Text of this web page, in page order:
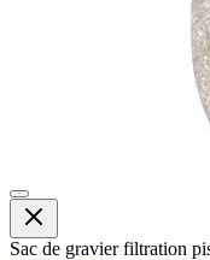
Sac de gravier filtration